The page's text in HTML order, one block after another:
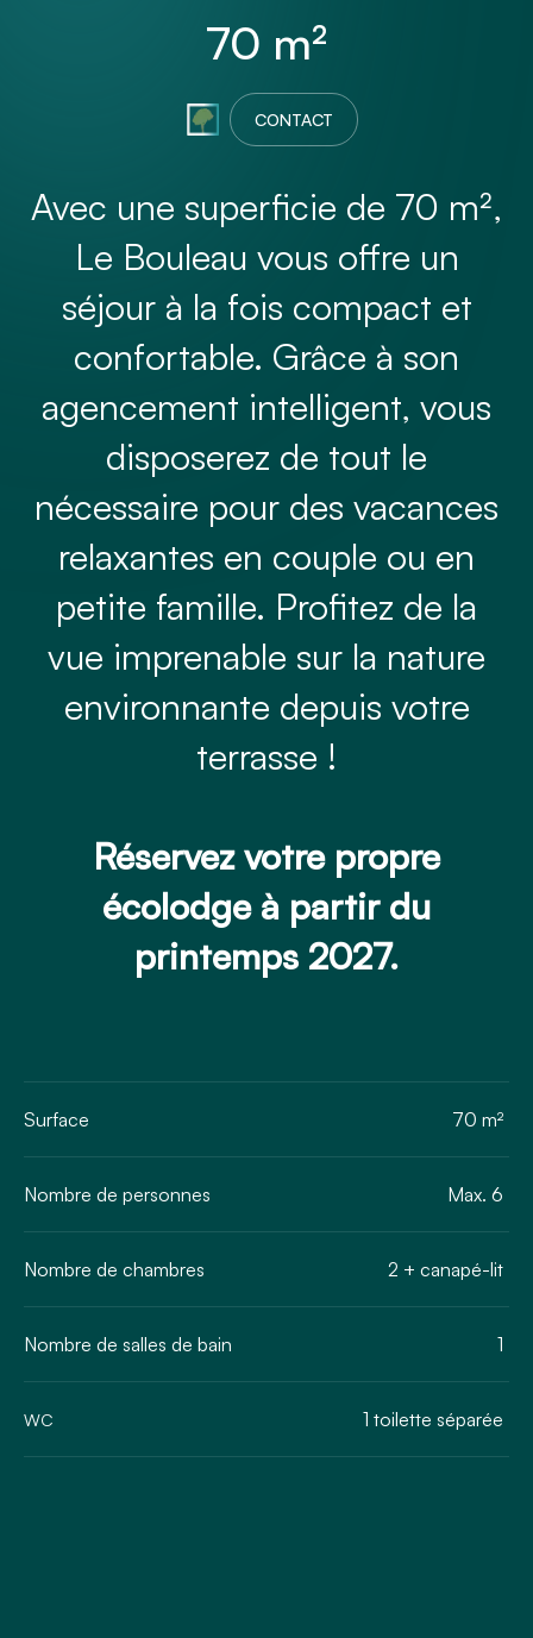
70 m²
CONTACT
Avec une superficie de 70 m²,
Le Bouleau vous offre un
séjour à la fois compact et
confortable. Grâce à son
agencement intelligent, vous
disposerez de tout le
nécessaire pour des vacances
relaxantes en couple ou en
petite famille. Profitez de la
vue imprenable sur la nature
environnante depuis votre
terrasse !
Réservez votre propre
écolodge à partir du
printemps 2027.
Surface 70 m²
Nombre de personnes Max. 6
Nombre de chambres 2 + canapé-lit
Nombre de salles de bain 1
WC 1 toilette séparée